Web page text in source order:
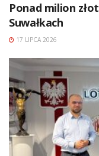
Ponad milion
Suwałkach
17 LIPCA 2026